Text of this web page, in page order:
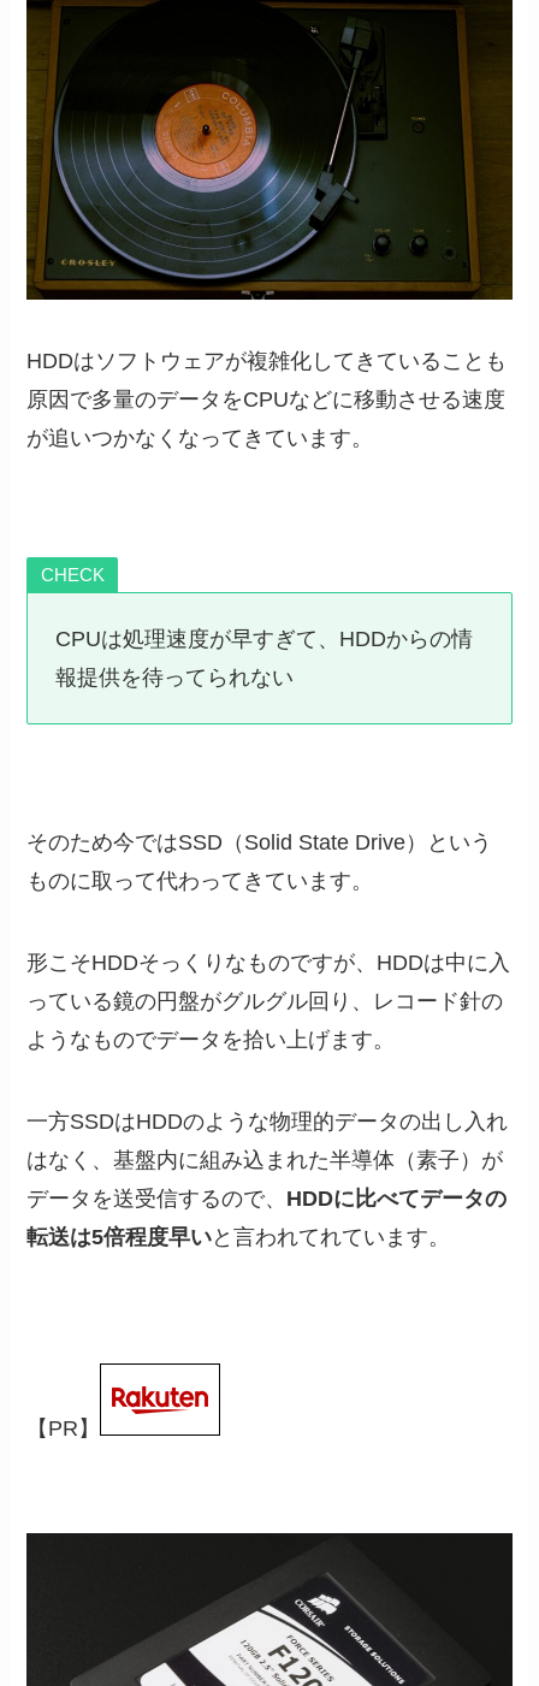
HDDはソフトウェアが複雑化してきていることも
原因で多量のデータをCPUなどに移動させる速度
が追いつかなくなってきています。
CHECK
CPUは処理速度が早すぎて、HDDからの情
報提供を待ってられない
そのため今ではSSD（Solid State Drive）という
ものに取って代わってきています。
形こそHDDそっくりなものですが、HDDは中に入
っている鏡の円盤がグルグル回り、レコード針の
ようなものでデータを拾い上げます。
一方SSDはHDDのような物理的データの出し入れ
はなく、基盤内に組み込まれた半導体（素子）が
データを送受信するので、 HDDに比べてデータの
転送は5倍程度早いと言われてれています。
【PR】